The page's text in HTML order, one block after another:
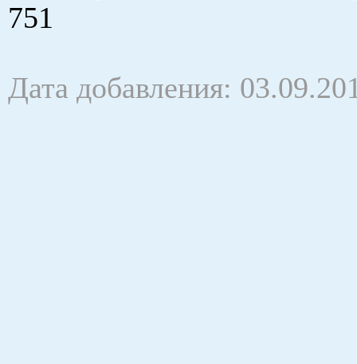
751
Дата добавления: